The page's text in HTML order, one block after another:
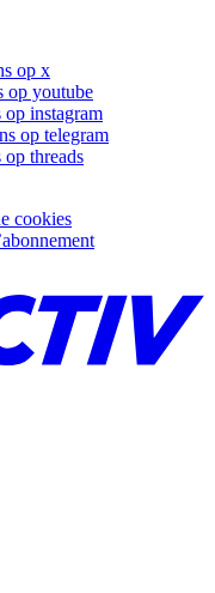
op x
op youtube
op instagram
op telegram
threads
cookies